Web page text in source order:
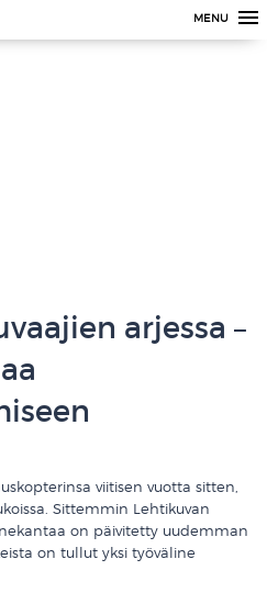
MENU
arjessa –
viitisen vuotta sitten,
Sittemmin Lehtikuvan
on päivitetty uudemman
on tullut yksi työväline